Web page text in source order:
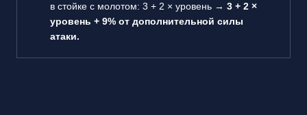
в стойке с молотом: 3 + 2 × уровень → 3 + 2 ×
уровень + 9% от дополнительной силы
атаки.